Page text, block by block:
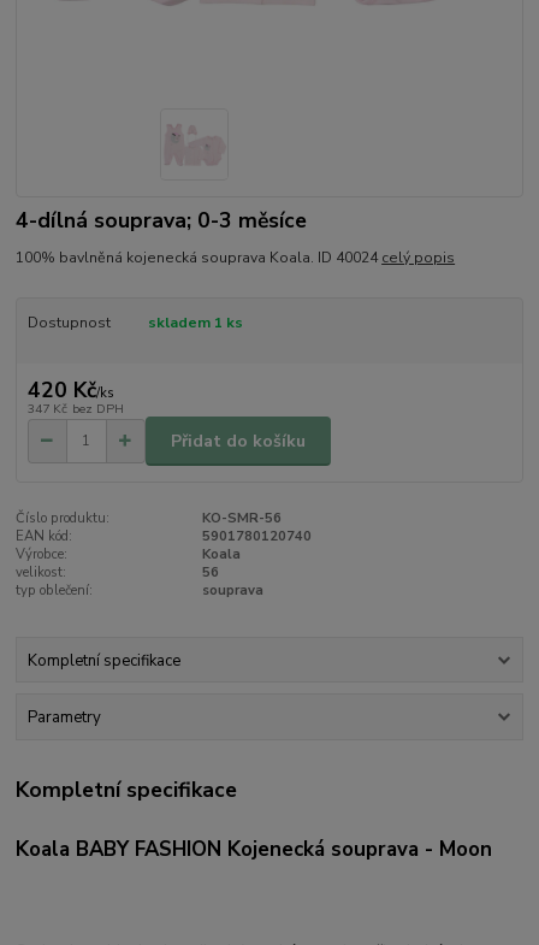
4-dílná souprava; 0-3 měsíce
100% bavlněná kojenecká souprava Koala. ID 40024 celý popis
Dostupnost skladem 1 ks
420 Kč/ks
347 Kč bez DPH
Přidat do košíku
Číslo produktu:
KO-SMR-56
EAN kód:
5901780120740
Výrobce:
Koala
velikost:
56
typ oblečení:
souprava
Kompletní specifikace
Parametry
Kompletní specifikace
Koala BABY FASHION Kojenecká souprava - Moon